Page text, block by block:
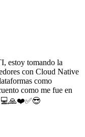
estoy tomando la
con Cloud Native
como
como me fue en
💻🙏❤️✅😎